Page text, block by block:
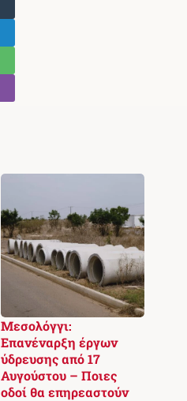
Μεσολόγγι:
Επανέναρξη έργων
ύδρευσης από 17
Αυγούστου – Ποιες
οδοί θα επηρεαστούν